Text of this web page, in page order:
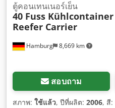
Hamburg 8,669 km
ตู้คอนเทนเนอร์เย็น
40 Fuss
Reefer Carrier
สอบถาม
สภาพ: ใช้แล้ว, ปีที่ผลิต: 2006, สี: